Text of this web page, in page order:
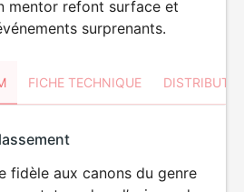
mentor refont surface et
surprenants.
FICHE TECHNIQUE
VIOLENCE
fidèle aux canons du genre